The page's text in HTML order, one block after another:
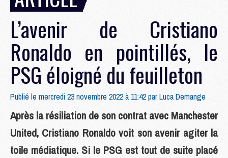
L’avenir de Cristiano
Ronaldo en pointillés, le
PSG éloigné du feuilleton
Publié le mercredi 23 novembre 2022 à 11:42 parLuca Demange
Après la résiliation de son contrat avec Manchester
United, Cristiano Ronaldo voit son avenir agiter la
toile médiatique. Si le PSG est tout de suite placé